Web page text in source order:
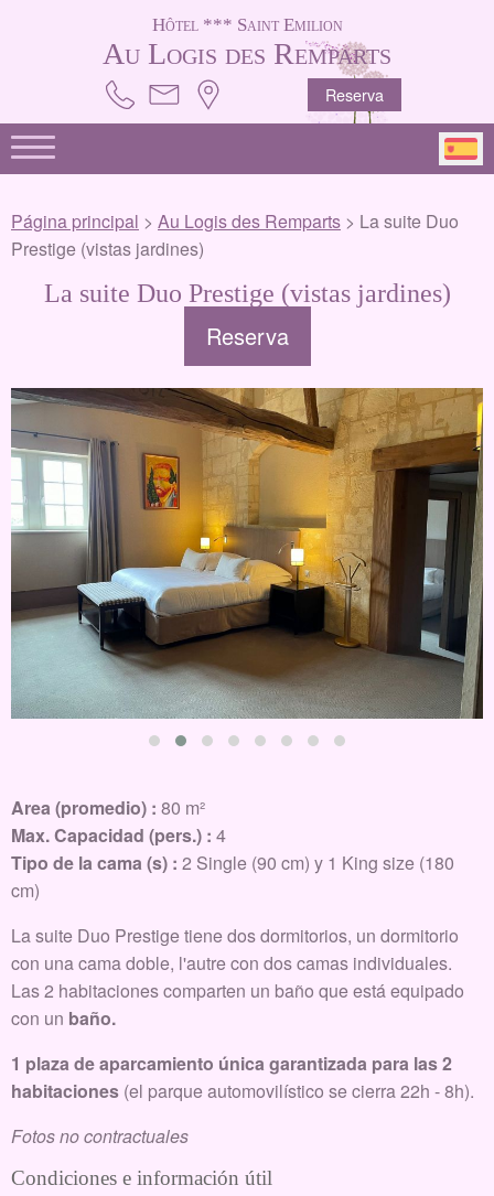
Hôtel *** Saint Emilion
Au Logis des Remparts
Reserva
Página principal > Au Logis des Remparts > La suite Duo
Prestige (vistas jardines)
La suite Duo Prestige (vistas jardines)
Reserva
Area (promedio) : 80 m²
Max. Capacidad (pers.) : 4
Tipo de la cama (s) : 2 Single (90 cm) y 1 King size (180
cm)
La suite Duo Prestige tiene dos dormitorios, un dormitorio
con una cama doble, l'autre con dos camas individuales.
Las 2 habitaciones comparten un baño que está equipado
con un baño.
1 plaza de aparcamiento única garantizada para las 2
habitaciones (el parque automovilístico se cierra 22h - 8h).
Fotos no contractuales
Condiciones e información útil